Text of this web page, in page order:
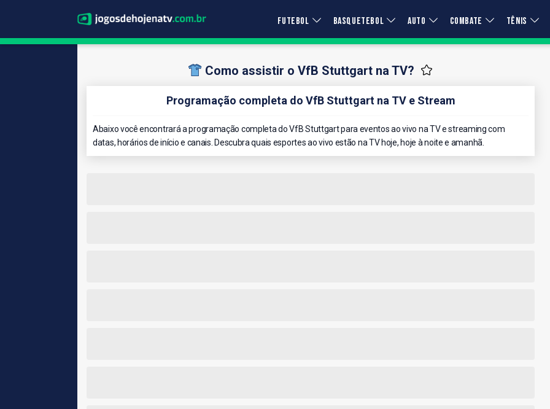
FUTEBOL BASQUETEBOL AUTO COMBATE TÊNIS
Como assistir o VfB Stuttgart na TV?
Programação completa do VfB Stuttgart na TV e Stream
Abaixo você encontrará a programação completa do VfB Stuttgart para eventos ao vivo na TV e streaming com
datas, horários de início e canais. Descubra quais esportes ao vivo estão na TV hoje, hoje à noite e amanhã.